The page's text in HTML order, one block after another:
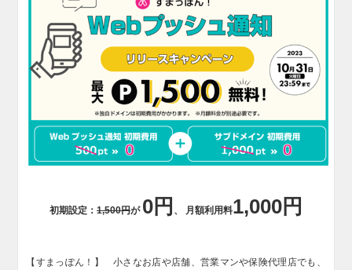
初期設定： 1,500円が 0円 、 月額利用料1,000円
【すまっぽん！】 小さなお店や店舗、営業マンや保険代理店でも、